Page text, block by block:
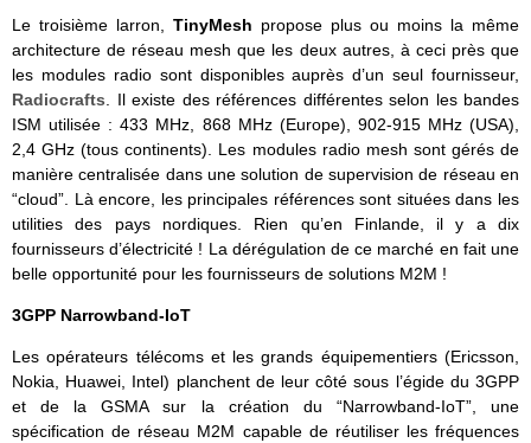
Le troisième larron, TinyMesh propose plus ou moins la même
architecture de réseau mesh que les deux autres, à ceci près que
les modules radio sont disponibles auprès d’un seul fournisseur,
Radiocrafts . Il existe des références différentes selon les bandes
ISM utilisée : 433 MHz, 868 MHz (Europe), 902-915 MHz (USA),
2,4 GHz (tous continents). Les modules radio mesh sont gérés de
manière centralisée dans une solution de supervision de réseau en
“cloud”. Là encore, les principales références sont situées dans les
utilities des pays nordiques. Rien qu’en Finlande, il y a dix
fournisseurs d’électricité ! La dérégulation de ce marché en fait une
belle opportunité pour les fournisseurs de solutions M2M !
3GPP Narrowband-IoT
Les opérateurs télécoms et les grands équipementiers (Ericsson,
Nokia, Huawei, Intel) planchent de leur côté sous l’égide du 3GPP
et de la GSMA sur la création du “Narrowband-IoT”, une
spécification de réseau M2M capable de réutiliser les fréquences